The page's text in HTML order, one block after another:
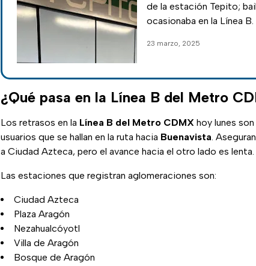
de la estación Tepito;
ocasionaba en la Línea B.
23 marzo, 2025
¿Qué pasa en la Línea B del Metro
Los retrasos en la Línea B del Metro CDMX hoy lunes
usuarios que se hallan en la ruta hacia Buenavista.
a Ciudad Azteca, pero el avance hacia el otro lado es lenta.
Las estaciones que registran aglomeraciones son:
Ciudad Azteca
Plaza Aragón
Nezahualcóyotl
Villa de Aragón
Bosque de Aragón